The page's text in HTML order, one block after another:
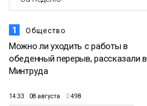
1 Общество
Можно ли уходить с работы в
обеденный перерыв, рассказали в
Минтруда
14:33 08 августа 498